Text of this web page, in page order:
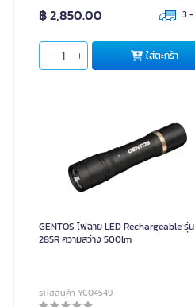
฿ 2,850.00 3 -
ใส่ตะกร้า
GENTOS ไฟฉาย LED Rechargeable รุ่
285R ความสว่าง 500lm
รหัสสินค้า YC04549